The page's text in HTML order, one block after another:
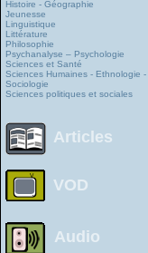
Histoire - Géographie
Jeunesse
Linguistique
Littérature
Philosophie
Psychanalyse – Psychologie
Sciences et Santé
Sciences Humaines - Ethnologie -
Sociologie
Sciences politiques et sociales
Articles
VOD
Audio